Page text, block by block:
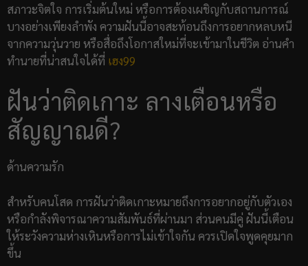
สภาวะจิตใจ การเริ่มต้นใหม่ หรือการต้องเผชิญกับสถานการณ์
บางอย่างเพียงลำพัง ความฝันนี้อาจสะท้อนถึงการอยากหลบหนี
จากความวุ่นวาย หรือสื่อถึงโอกาสใหม่ที่จะเข้ามาในชีวิต อ่านคำ
ทำนายที่น่าสนใจได้ที่ เฮง99
ฝันว่าติดเกาะ ลางเตือนหรือ
สัญญาณดี?
ด้านความรัก
สำหรับคนโสด การฝันว่าติดเกาะหมายถึงการอยากอยู่กับตัวเอง
หรือกำลังพิจารณาความสัมพันธ์ที่ผ่านมา ส่วนคนมีคู่ ฝันนี้เตือน
ให้ระวังความห่างเหินหรือการไม่เข้าใจกัน ควรเปิดใจพูดคุยมาก
ขึ้น